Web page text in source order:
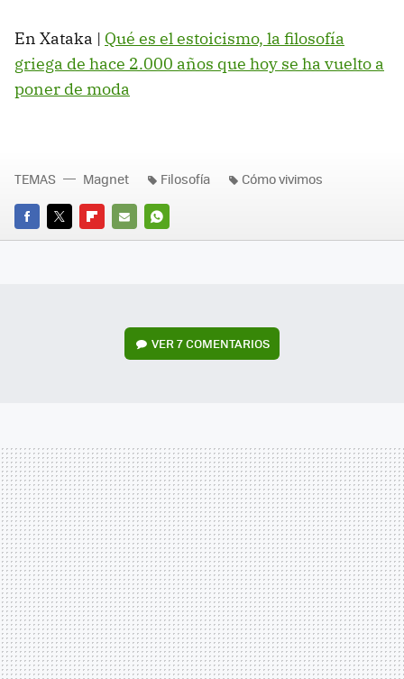
En Xataka | Qué es el estoicismo, la filosofía
griega de hace 2.000 años que hoy se ha vuelto a
poner de moda
FACEBOOK
TWITTERFLIPBOARD
E-
WHATSAPP
TEMAS Magnet Filosofía Cómo vivimos
VER7 COMENTARIOS